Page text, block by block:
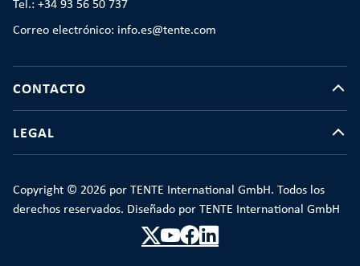
Tel.: +34 93 56 50 737
Correo electrónico: info.es@tente.com
CONTACTO
LEGAL
Copyright © 2026 por TENTE International GmbH. Todos los
derechos reservados. Diseñado por TENTE International GmbH